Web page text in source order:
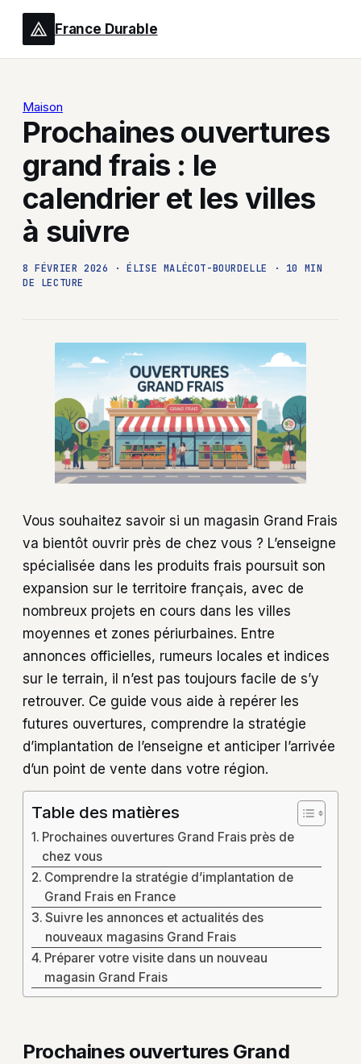
France Durable
Maison
Prochaines ouvertures
grand frais : le
calendrier et les villes
à suivre
8 FÉVRIER 2026 · ÉLISE MALÉCOT-BOURDELLE ·
10 MIN
DE LECTURE
Vous souhaitez savoir si un magasin Grand Frais
va bientôt ouvrir près de chez vous ? L’enseigne
spécialisée dans les produits frais poursuit son
expansion sur le territoire français, avec de
nombreux projets en cours dans les villes
moyennes et zones périurbaines. Entre
annonces officielles, rumeurs locales et indices
sur le terrain, il n’est pas toujours facile de s’y
retrouver. Ce guide vous aide à repérer les
futures ouvertures, comprendre la stratégie
d’implantation de l’enseigne et anticiper l’arrivée
d’un point de vente dans votre région.
Table des matières
Prochaines ouvertures Grand Frais près de
chez vous
Comprendre la stratégie d’implantation de
Grand Frais en France
Suivre les annonces et actualités des
nouveaux magasins Grand Frais
Préparer votre visite dans un nouveau
magasin Grand Frais
Prochaines ouvertures Grand